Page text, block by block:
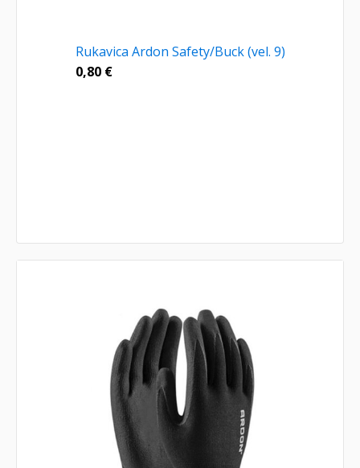
Rukavica Ardon Safety/Buck (vel. 9)
0,80 €